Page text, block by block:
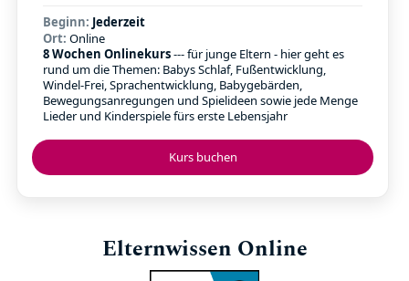
Kurs buchen
Beginn: Jederzeit
Ort: Online
8 Wochen Onlinekurs--- für junge Eltern - hier geht es
rund um die Themen: Babys Schlaf, Fußentwicklung,
Windel-Frei, Sprachentwicklung, Babygebärden,
Bewegungsanregungen und Spielideen sowie jede Menge
Lieder und Kinderspiele fürs erste Lebensjahr
Elternwissen Online